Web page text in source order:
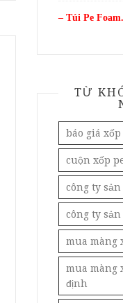
– Túi Pe
TỪ
báo giá
cuộn xốp
công ty
công ty
mua màng
mua màng
định